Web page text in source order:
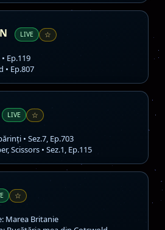
LIVE ☆
Ep.119
• Ep.807
LIVE ☆
• Sez.7, Ep.703
Scissors • Sez.1, Ep.115
☆
Marea Britanie